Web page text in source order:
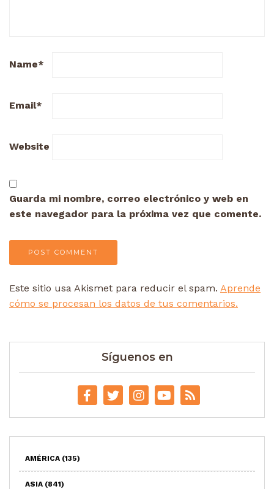
Name*
Email*
Website
Guarda mi nombre, correo electrónico y web en
este navegador para la próxima vez que comente.
Este sitio usa Akismet para reducir el spam. Aprende
cómo se procesan los datos de tus comentarios.
Síguenos en
AMÉRICA (135)
ASIA (841)